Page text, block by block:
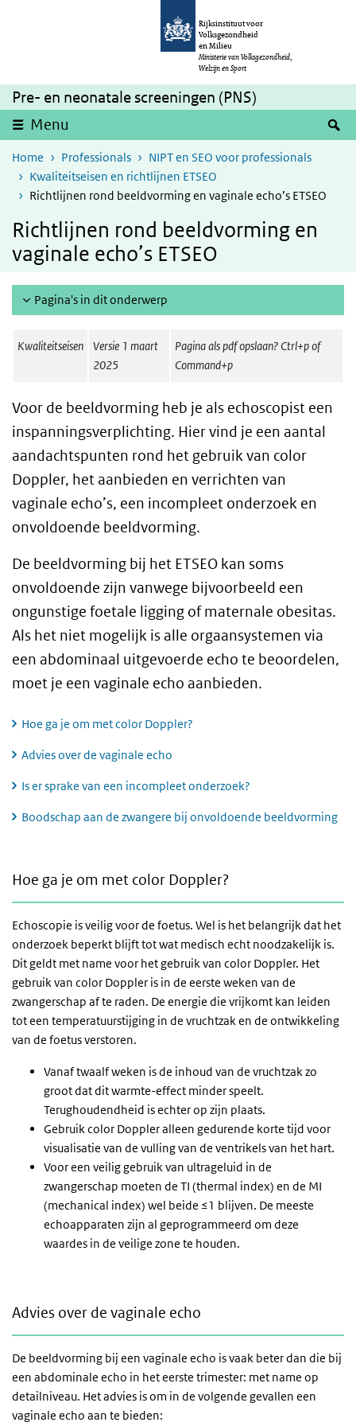
Overslaan en naar de inhoud gaan
Rijksinstituut voor
Volksgezondheid
en Milieu
Ministerie van Volksgezondheid,
Welzijn en Sport
Pre- en neonatale screeningen (PNS)
Menu
Home Professionals
NIPT en SEO voor professionals
Kwaliteitseisen en richtlijnen ETSEO
Richtlijnen rond beeldvorming en vaginale echo’s ETSEO
Richtlijnen rond beeldvorming en
vaginale echo’s ETSEO
Pagina's in dit onderwerp
Kwaliteitseisen
Versie 1 maart
2025
Pagina als pdf opslaan? Ctrl+p of
Command+p
Voor de beeldvorming heb je als echoscopist een
inspanningsverplichting. Hier vind je een aantal
aandachtspunten rond het gebruik van color
Doppler, het aanbieden en verrichten van
vaginale echo’s, een incompleet onderzoek en
onvoldoende beeldvorming.
De beeldvorming bij het ETSEO kan soms
onvoldoende zijn vanwege bijvoorbeeld een
ongunstige foetale ligging of maternale obesitas.
Als het niet mogelijk is alle orgaansystemen via
een abdominaal uitgevoerde echo te beoordelen,
moet je een vaginale echo aanbieden.
Hoe ga je om met color Doppler?
Advies over de vaginale echo
Is er sprake van een incompleet onderzoek?
Boodschap aan de zwangere bij onvoldoende beeldvorming
Hoe ga je om met color Doppler?
Echoscopie is veilig voor de foetus. Wel is het belangrijk dat het
onderzoek beperkt blijft tot wat medisch echt noodzakelijk is.
Dit geldt met name voor het gebruik van color Doppler. Het
gebruik van color Doppler is in de eerste weken van de
zwangerschap af te raden. De energie die vrijkomt kan leiden
tot een temperatuurstijging in de vruchtzak en de ontwikkeling
van de foetus verstoren.
Vanaf twaalf weken is de inhoud van de vruchtzak zo
groot dat dit warmte-effect minder speelt.
Terughoudendheid is echter op zijn plaats.
Gebruik color Doppler alleen gedurende korte tijd voor
visualisatie van de vulling van de ventrikels van het hart.
Voor een veilig gebruik van ultrageluid in de
zwangerschap moeten de TI (thermal index) en de MI
(mechanical index) wel beide ≤1 blijven. De meeste
echoapparaten zijn al geprogrammeerd om deze
waardes in de veilige zone te houden.
Advies over de vaginale echo
De beeldvorming bij een vaginale echo is vaak beter dan die bij
een abdominale echo in het eerste trimester: met name op
detailniveau. Het advies is om in de volgende gevallen een
vaginale echo aan te bieden: